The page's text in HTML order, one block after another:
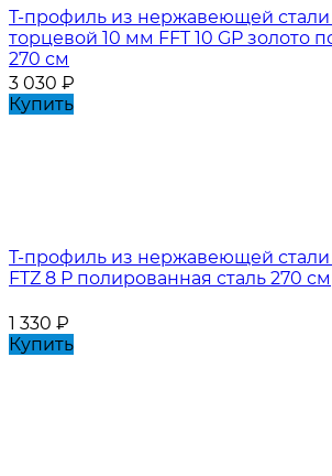
Т-профиль из нержавеющей стали
торцевой 10 мм FFT 10 GP золото
270 см
3 030 ₽
Купить
Т-профиль из нержавеющей
FTZ 8 P полированная сталь 270 см
1 330 ₽
Купить